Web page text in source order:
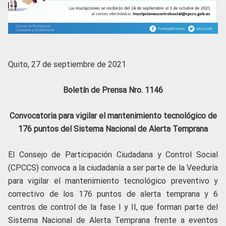
Quito, 27 de septiembre de 2021
Boletín de Prensa Nro. 1146
Convocatoria para vigilar el mantenimiento tecnológico de
176 puntos del Sistema Nacional de Alerta Temprana
El Consejo de Participación Ciudadana y Control Social
(CPCCS) convoca a la ciudadanía a ser parte de la Veeduría
para vigilar el mantenimiento tecnológico preventivo y
correctivo de los 176 puntos de alerta temprana y 6
centros de control de la fase I y II, que forman parte del
Sistema Nacional de Alerta Temprana frente a eventos